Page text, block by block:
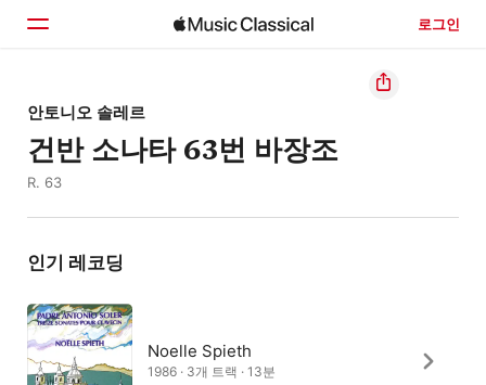
로그인
홈
둘러보기
안토니오 솔레르
건반 소나타 63번 바장조
R. 63
인기 레코딩
Noelle Spieth
1986 · 3개 트랙 · 13분